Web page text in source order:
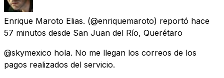
Enrique Maroto Elias. (@enriquemaroto) reportó hace
57 minutos desde San Juan del Río, Querétaro
@skymexico hola. No me llegan los correos de los
pagos realizados del servicio.